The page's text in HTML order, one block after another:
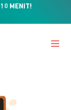
MENIT!